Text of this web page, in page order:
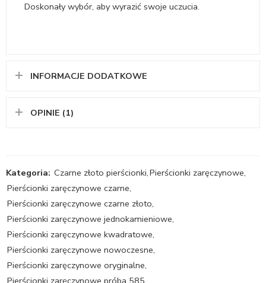
Doskonały wybór, aby wyrazić swoje uczucia.
INFORMACJE DODATKOWE
OPINIE (1)
Kategoria: Czarne złoto pierścionki,Pierścionki zaręczynowe,
Pierścionki zaręczynowe czarne,
Pierścionki zaręczynowe czarne złoto,
Pierścionki zaręczynowe jednokamieniowe,
Pierścionki zaręczynowe kwadratowe,
Pierścionki zaręczynowe nowoczesne,
Pierścionki zaręczynowe oryginalne,
Pierścionki zaręczynowe próba 585